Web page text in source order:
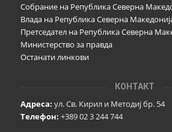
Собрание на Република Северна
Влада на Република Северна
Претседател на Република Северна
Министерство за правда
Останати линкови
КОНТАКТ
Адреса: ул. Св. Кирил и Методиј бр. 54
Телефон: +389 02 3 244 744